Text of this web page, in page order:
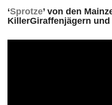
‘Sprotze’ von den
KillerGiraffenjägern und